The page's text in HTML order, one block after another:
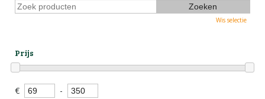
Wis selectie
Prijs
€ -